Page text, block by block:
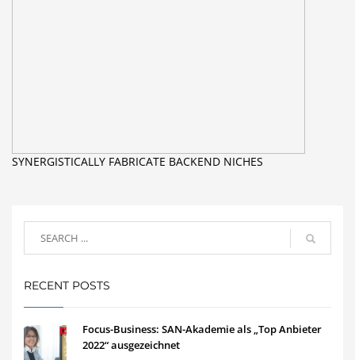
SYNERGISTICALLY FABRICATE BACKEND NICHES
RECENT POSTS
Focus-Business: SAN-Akademie als „Top Anbieter
2022“ ausgezeichnet